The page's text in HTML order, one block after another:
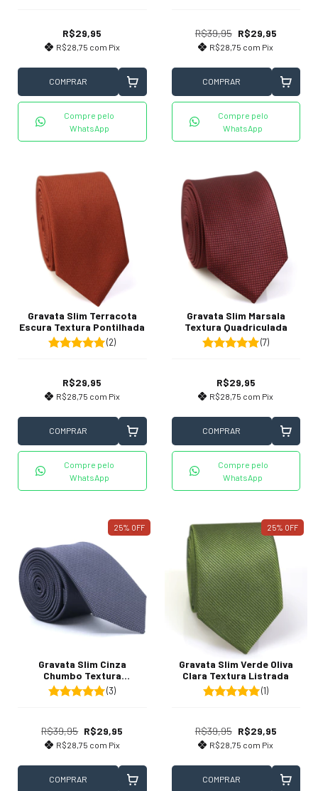
R$29,95
R$28,75 com Pix
COMPRAR
Compre pelo
WhatsApp
R$39,95 R$29,95
R$28,75 com Pix
COMPRAR
Compre pelo
WhatsApp
Gravata Slim Terracota
Escura Textura Pontilhada
(2)
R$29,95
R$28,75 com Pix
COMPRAR
Compre pelo
WhatsApp
Gravata Slim Marsala
Textura Quadriculada
(7)
R$29,95
R$28,75 com Pix
COMPRAR
Compre pelo
WhatsApp
25% OFF
Gravata Slim Cinza
Chumbo Textura
Quadriculada
(3)
R$39,95 R$29,95
R$28,75 com Pix
COMPRAR
25% OFF
Gravata Slim Verde Oliva
Clara Textura Listrada
(1)
R$39,95 R$29,95
R$28,75 com Pix
COMPRAR